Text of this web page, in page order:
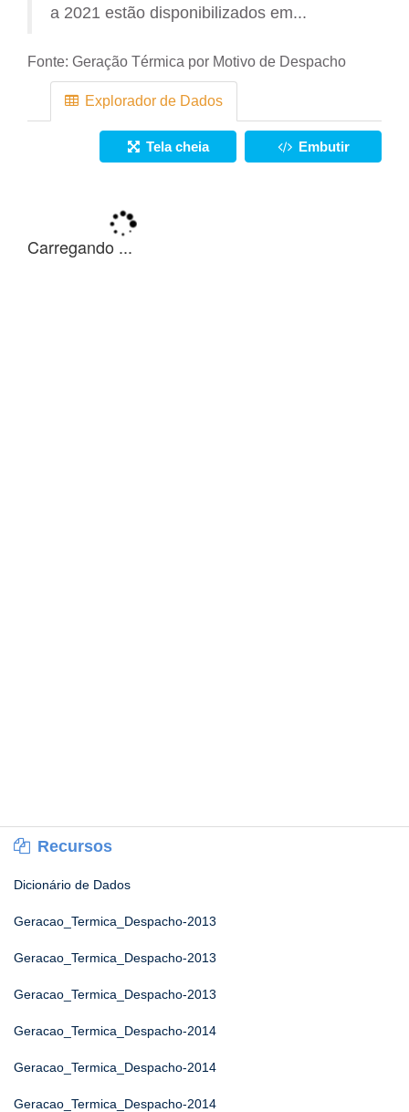
a 2021 estão disponibilizados em...
Fonte: Geração Térmica por Motivo de Despacho
Explorador de Dados
Tela cheia Embutir
Recursos
Dicionário de Dados
Geracao_Termica_Despacho-2013
Geracao_Termica_Despacho-2013
Geracao_Termica_Despacho-2013
Geracao_Termica_Despacho-2014
Geracao_Termica_Despacho-2014
Geracao_Termica_Despacho-2014